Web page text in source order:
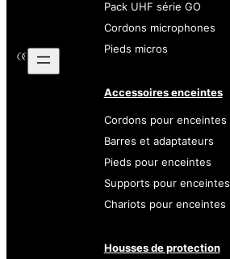
Pack UHF série GO
Cordons microphones
Pieds micros
Accessoires enceintes
Cordons pour enceintes
Barres et adaptateurs
Pieds pour enceintes
Supports pour enceintes
Chariots pour enceintes
Housses de protection